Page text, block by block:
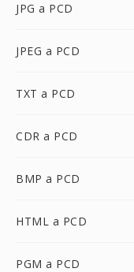
JPG a PCD
JPEG a PCD
TXT a PCD
CDR a PCD
BMP a PCD
HTML a PCD
PGM a PCD